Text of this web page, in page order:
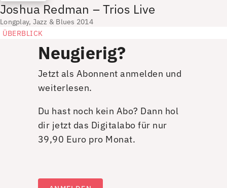
Joshua Redman – Trios Live
Longplay, Jazz & Blues 2014
ÜBERBLICK
Neugierig?
Jetzt als Abonnent anmelden und
weiterlesen.
Du hast noch kein Abo? Dann hol
dir jetzt das Digitalabo für nur
39,90 Euro pro Monat.